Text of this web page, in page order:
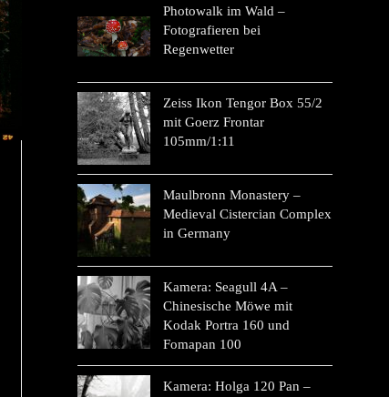
Photowalk im Wald –
Fotografieren bei
Regenwetter
Zeiss Ikon Tengor Box 55/2
mit Goerz Frontar
105mm/1:11
Maulbronn Monastery –
Medieval Cistercian Complex
in Germany
Kamera: Seagull 4A –
Chinesische Möwe mit
Kodak Portra 160 und
Fomapan 100
Kamera: Holga 120 Pan –